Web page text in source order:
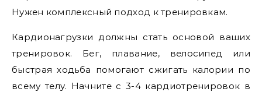
Нужен комплексный подход к тренировкам.
Кардионагрузки должны стать основой ваших
тренировок. Бег, плавание, велосипед или
быстрая ходьба помогают сжигать калории по
всему телу. Начните с 3-4 кардиотренировок в